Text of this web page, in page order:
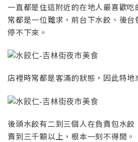
一直都是住這附近的在地人最喜歡吃
常都是一位難求，前台下水餃、後
停不下來。
店裡時常都是客滿的狀態，因此特地
後頭水餃有二到三個人在負責包水
賣到三千顆以上，根本一刻不得閒。